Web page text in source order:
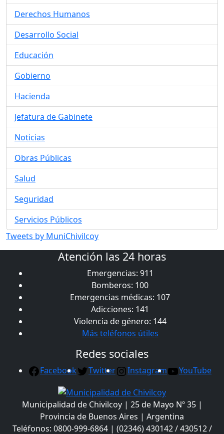
Derechos Humanos
Desarrollo Social
Educación
Gobierno
Hacienda
Jefatura de Gabinete
Noticias
Obras Públicas
Salud
Seguridad
Servicios Públicos
Tweets by MuniChivilcoy
Atención las 24 horas
Emergencias: 911
Bomberos: 100
Emergencias médicas: 107
Adicciones: 141
Violencia de género: 144
Más teléfonos útiles
Redes sociales
Facebook Twitter Instagram YouTube
Municipalidad de Chivilcoy | 25 de Mayo Nº 35 |
Provincia de Buenos Aires | Argentina
Teléfonos: 0800-999-6864 | (02346) 430142 / 430512 /